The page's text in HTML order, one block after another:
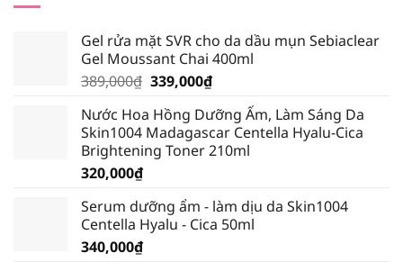
Gel rửa mặt SVR cho da dầu mụn Sebiaclear
Gel Moussant Chai 400ml
389,000₫ Giá
là:
389,000₫.
339,000₫Giá
tại
là:
339,000₫.
Nước Hoa Hồng Dưỡng Ẩm, Làm Sáng Da
Skin1004 Madagascar Centella Hyalu-Cica
Brightening Toner 210ml
320,000₫
Serum dưỡng ẩm - làm dịu da Skin1004
Centella Hyalu - Cica 50ml
340,000₫